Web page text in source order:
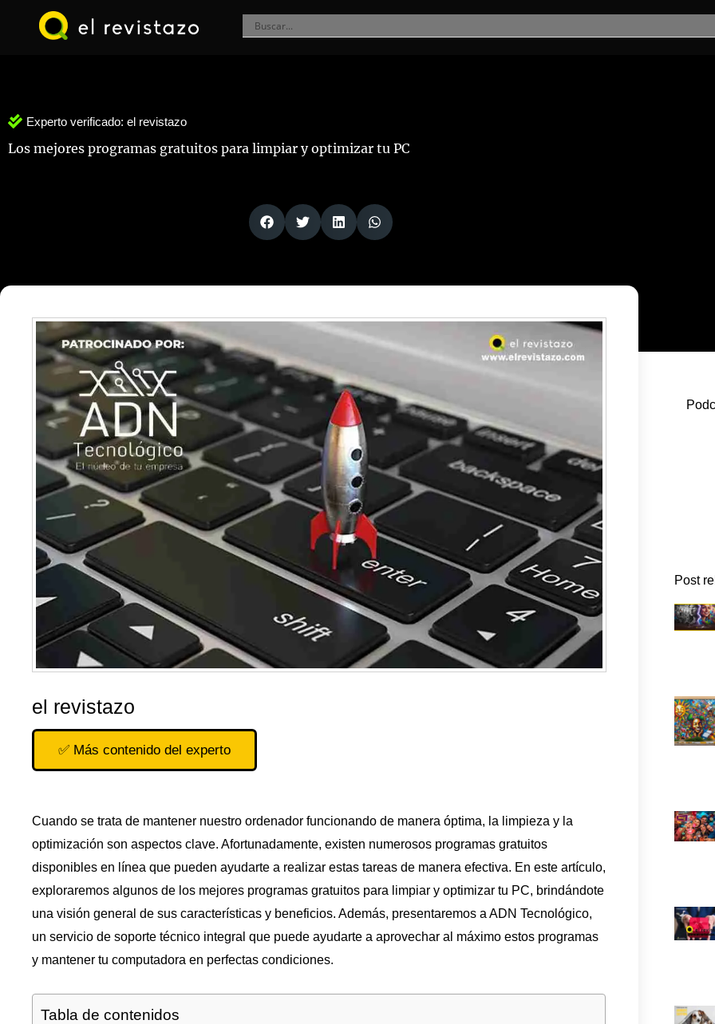
Experto verificado: el revistazo
Los mejores programas gratuitos para limpiar y optimizar tu PC
el revistazo
✅ Más contenido del experto
Cuando se trata de mantener nuestro ordenador funcionando de manera óptima, la limpieza y la
optimización son aspectos clave. Afortunadamente, existen numerosos programas gratuitos
disponibles en línea que pueden ayudarte a realizar estas tareas de manera efectiva. En este artículo,
exploraremos algunos de los mejores programas gratuitos para limpiar y optimizar tu PC, brindándote
una visión general de sus características y beneficios. Además, presentaremos a ADN Tecnológico,
un servicio de soporte técnico integral que puede ayudarte a aprovechar al máximo estos programas
y mantener tu computadora en perfectas condiciones.
Tabla de contenidos
Post